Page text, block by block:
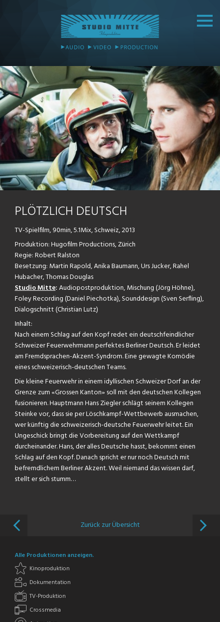
PLÖTZLICH DEUTSCH
TV-Spielfilm, 90min, 5.1Mix, Schweiz, 2013
Produktion: Hugofilm Productions, Zürich
Regie: Robert Ralston
Besetzung: Martin Rapold, Anika Baumann, Urs Jucker, Rahel
Hubacher, Thomas Douglas
Studio Mitte:Audiopostproduktion, Mischung (Jörg Höhne),
Foley Recording (Daniel Piechotka), Sounddesign (Sven Serfling),
Dialogschnitt (Christian Lutz)
Inhalt:
Nach einem Schlag auf den Kopf redet ein deutschfeindlicher
Schweizer Feuerwehrmann perfektes Berliner Deutsch. Er leidet
am Fremdsprachen-Akzent-Syndrom. Eine gewagte Komödie
eines schweizerisch-deutschen Teams.
Die kleine Feuerwehr in einem idyllischen Schweizer Dorf an der
Grenze zum «Grossen Kanton» soll mit den deutschen Kollegen
fusionieren. Hauptmann Hans Ziegler schlägt seinem Kollegen
Steinke vor, dass sie per Löschkampf-Wettbewerb ausmachen,
wer künftig die schweizerisch-deutsche Feuerwehr leitet. Ein
Ungeschick bringt die Vorbereitung auf den Wettkampf
durcheinander. Hans, der alles Deutsche hasst, bekommt einen
Schlag auf den Kopf. Danach spricht er nur noch Deutsch mit
befremdlichem Berliner Akzent. Weil niemand das wissen darf,
stellt er sich stumm…
Zurück zur Übersicht
Alle Produktionen anzeigen.
Kinoproduktion
Dokumentation
TV-Produktion
Crossmedia